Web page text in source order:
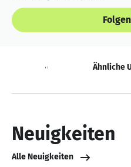
Folgen
Neuigkeiten Ähnliche
Neuigkeiten
Alle Neuigkeiten